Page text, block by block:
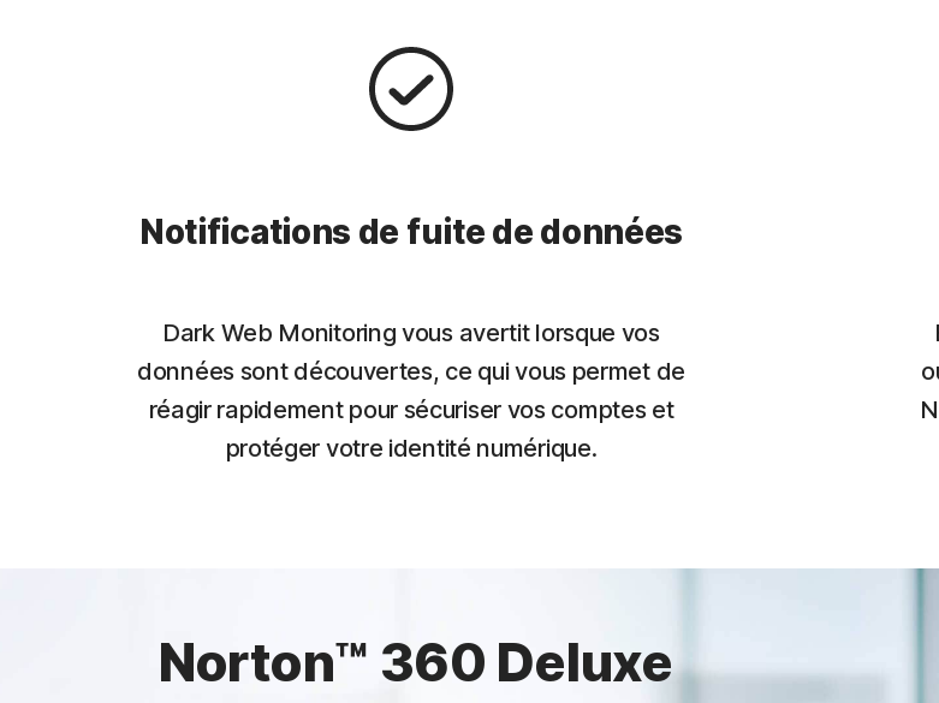
Notifications de fuite de données
Dark Web Monitoring vous avertit lorsque vos
données sont découvertes, ce qui vous permet de
réagir rapidement pour sécuriser vos comptes et
protéger votre identité numérique.
Norton™ 360 Deluxe